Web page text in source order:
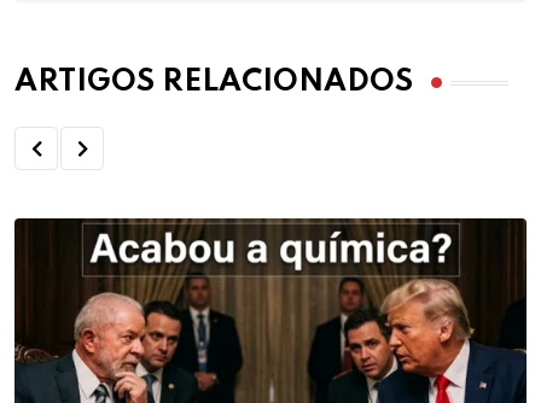
ARTIGOS RELACIONADOS